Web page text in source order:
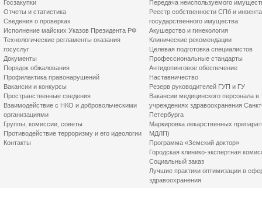
Госзакупки
Отчеты и статистика
Сведения о проверках
Исполнение майских Указов Президента РФ
Технологические регламенты оказания
госуслуг
Документы
Порядок обжалования
Профилактика правонарушений
Вакансии и конкурсы
Пространственные сведения
Взаимодействие с НКО и добровольческими
организациями
Группы, комиссии, советы
Противодействие терроризму и его идеологии
Контакты
Передача неиспользуемого
Реестр собственности СПб и
государственного имущества
Акушерство и гинекология
Клинические рекомендации
Целевая подготовка специалистов
Профессиональные стандарты
Антидопинговое обеспечение
Наставничество
Резерв руководителей ГУП и ГУ
Вакансии медицинского персонала в
учреждениях здравоохранения
Петербурга
Маркировка лекарственных
МДЛП)
Программа «Земский доктор»
Городская клинико-экспертная
Социальный заказ
Лучшие практики оптимизации в
здравоохранения